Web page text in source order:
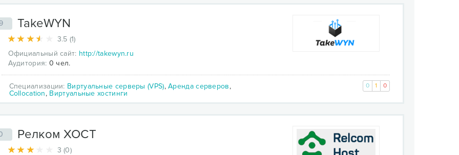
TakeWYN
3.5 (1)
Официальный сайт: http://takewyn.ru
Аудитория: 0 чел.
Специализации: Виртуальные серверы (VPS),Аренда серверов,
Collocation, Виртуальные хостинги
0 1 0
Релком ХОСТ
3 (0)